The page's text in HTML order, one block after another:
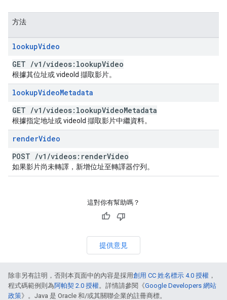
方法
lookupVideo
GET /v1 /videos:lookupVideo
根據其位址或 videoId 擷取影片。
lookupVideoMetadata
GET /v1 /videos:lookupVideoMetadata
根據指定地址或 videoId 擷取影片中繼資料。
renderVideo
POST /v1 /videos:renderVideo
如果影片尚未轉譯，新增位址至轉譯器佇列。
這對你有幫助嗎？
提供意見
除非另有註明，否則本頁面中的內容是採用創用 CC 姓名標示 4.0 授權 ，
程式碼範例則為阿帕契 2.0 授權。詳情請參閱《Google Developers 網站
政策》。Java 是 Oracle 和/或其關聯企業的註冊商標。